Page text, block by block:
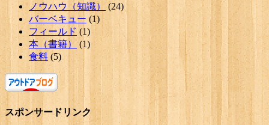
ノウハウ（知識）
(24)
バーベキュー (1)
フィールド (1)
本（書籍）(1)
食料 (5)
スポンサードリンク